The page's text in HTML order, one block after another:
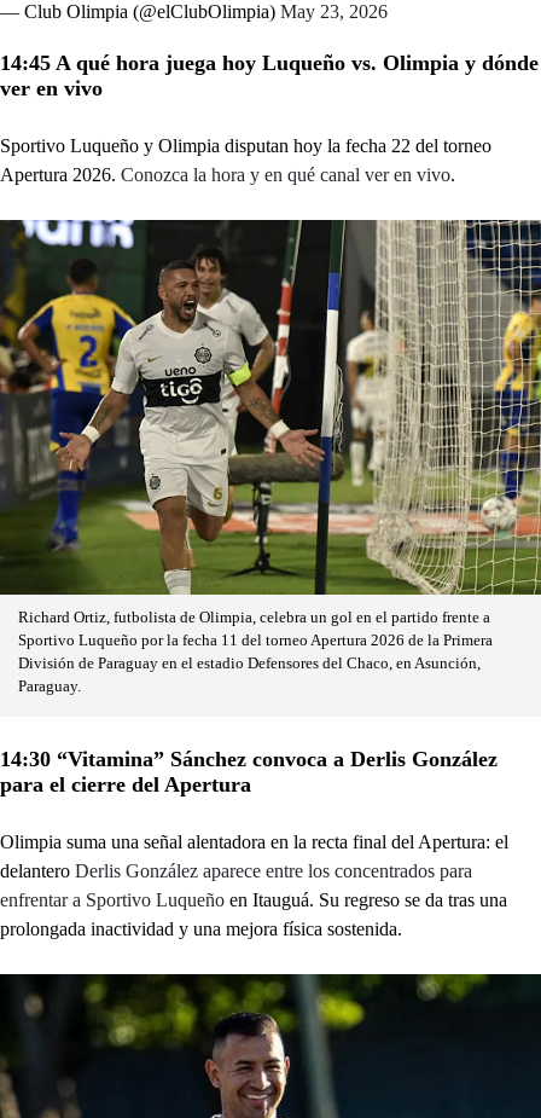
— Club Olimpia (@elClubOlimpia) May 23, 2026
14:45 A qué hora juega hoy Luqueño vs. Olimpia y dónde
ver en vivo
Sportivo Luqueño y Olimpia disputan hoy la fecha 22 del torneo
Apertura 2026. Conozca la hora y en qué canal ver en vivo.
Richard Ortiz, futbolista de Olimpia, celebra un gol en el partido frente a
Sportivo Luqueño por la fecha 11 del torneo Apertura 2026 de la Primera
División de Paraguay en el estadio Defensores del Chaco, en Asunción,
Paraguay.
14:30 “Vitamina” Sánchez convoca a Derlis González
para el cierre del Apertura
Olimpia suma una señal alentadora en la recta final del Apertura: el
delantero Derlis González aparece entre los concentrados para
enfrentar a Sportivo Luqueño en Itauguá. Su regreso se da tras una
prolongada inactividad y una mejora física sostenida.